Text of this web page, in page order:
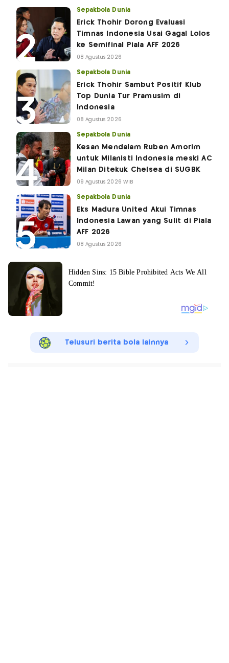
Sepakbola Dunia
Erick Thohir Dorong Evaluasi
Timnas Indonesia Usai Gagal Lolos
ke Semifinal Piala AFF 2026
08 Agustus 2026
Sepakbola Dunia
Erick Thohir Sambut Positif Klub
Top Dunia Tur Pramusim di
Indonesia
08 Agustus 2026
Sepakbola Dunia
Kesan Mendalam Ruben Amorim
untuk Milanisti Indonesia meski AC
Milan Ditekuk Chelsea di SUGBK
09 Agustus 2026 WIB
Sepakbola Dunia
Eks Madura United Akui Timnas
Indonesia Lawan yang Sulit di Piala
AFF 2026
08 Agustus 2026
Telusuri berita bola lainnya